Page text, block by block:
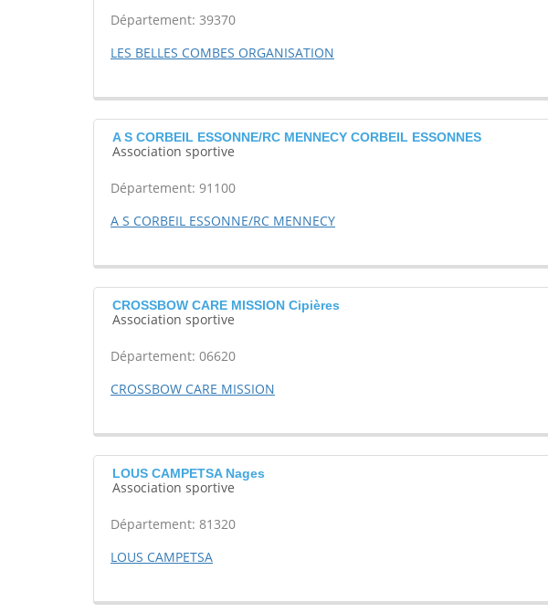
Département: 39370
LES BELLES COMBES ORGANISATION
A S CORBEIL ESSONNE/RC MENNECY CORBEIL ESSONNES
Association sportive
Département: 91100
A S CORBEIL ESSONNE/RC MENNECY
CROSSBOW CARE MISSION Cipières
Association sportive
Département: 06620
CROSSBOW CARE MISSION
LOUS CAMPETSA Nages
Association sportive
Département: 81320
LOUS CAMPETSA